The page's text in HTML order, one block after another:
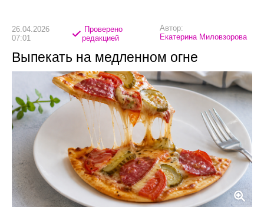
26.04.2026
07:01
Проверено
редакцией
Автор:
Екатерина Миловзорова
Выпекать на медленном огне